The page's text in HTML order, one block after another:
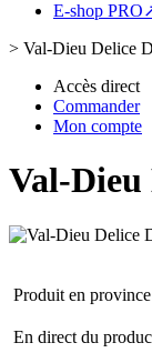
E-shop
> Val-Dieu Delice
Accès direct
Commander
Mon compte
Val-Dieu
Produit en
En direct du